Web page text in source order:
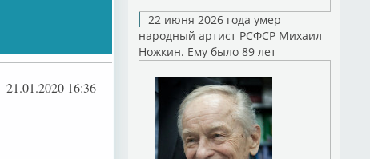
21.01.2020 16:36
22 июня 2026 года умер
народный артист РСФСР Михаил
Ножкин. Ему было 89 лет